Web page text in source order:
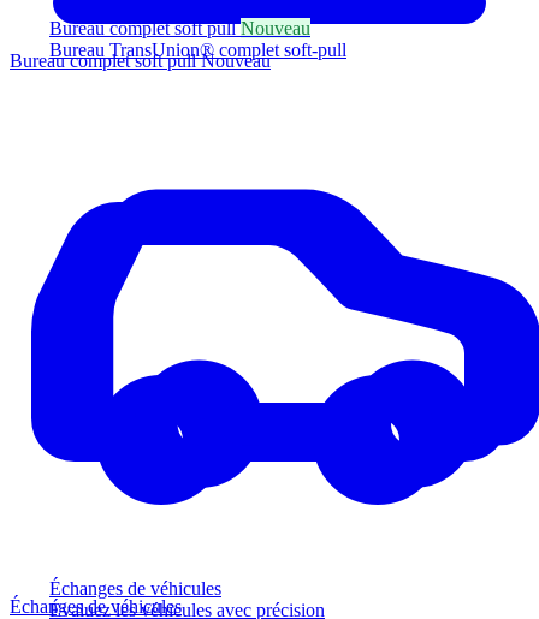
Bureau complet soft pullNouveau
Bureau TransUnion® complet soft-pull
Échanges de véhicules
Évaluez les véhicules avec précision
Bureau complet soft pullNouveau
Échanges de véhicules